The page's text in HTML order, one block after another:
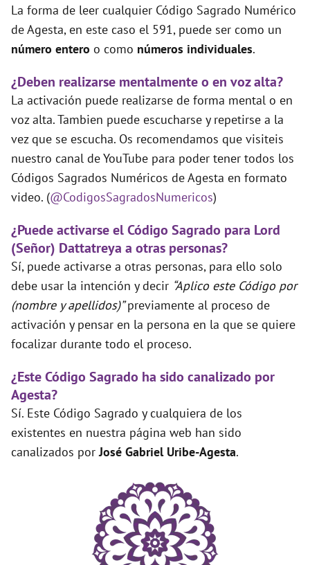
La forma de leer cualquier Código Sagrado Numérico
de Agesta, en este caso el 591, puede ser como un
número entero o como números individuales.
¿Deben realizarse mentalmente o en voz alta?
La activación puede realizarse de forma mental o en
voz alta. Tambien puede escucharse y repetirse a la
vez que se escucha. Os recomendamos que visiteis
nuestro canal de YouTube para poder tener todos los
Códigos Sagrados Numéricos de Agesta en formato
video. (@CodigosSagradosNumericos)
¿Puede activarse el Código Sagrado para Lord
(Señor) Dattatreya a otras personas?
Sí, puede activarse a otras personas, para ello solo
debe usar la intención y decir “Aplico este Código por
(nombre y apellidos)”previamente al proceso de
activación y pensar en la persona en la que se quiere
focalizar durante todo el proceso.
¿Este Código Sagrado ha sido canalizado por
Agesta?
Sí. Este Código Sagrado y cualquiera de los
existentes en nuestra página web han sido
canalizados porJosé Gabriel Uribe-Agesta.